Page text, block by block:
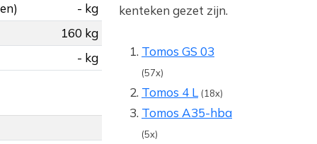
- kg
160 kg
- kg
kenteken gezet zijn.
Tomos GS 03
(57x)
Tomos 4 L (18x)
Tomos A35-hba
(5x)